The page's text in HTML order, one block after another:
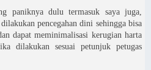
paniknya dulu termasuk saya juga,
pencegahan dini sehingga bisa
dapat meminimalisasi kerugian harta
dilakukan sesuai petunjuk petugas